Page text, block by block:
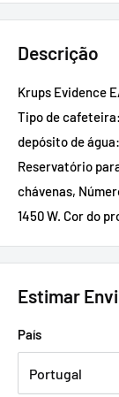
Descrição
Krups Evidence
Tipo de
depósito de
Reservatório
chávenas,
1450 W. Cor do
Estimar
País